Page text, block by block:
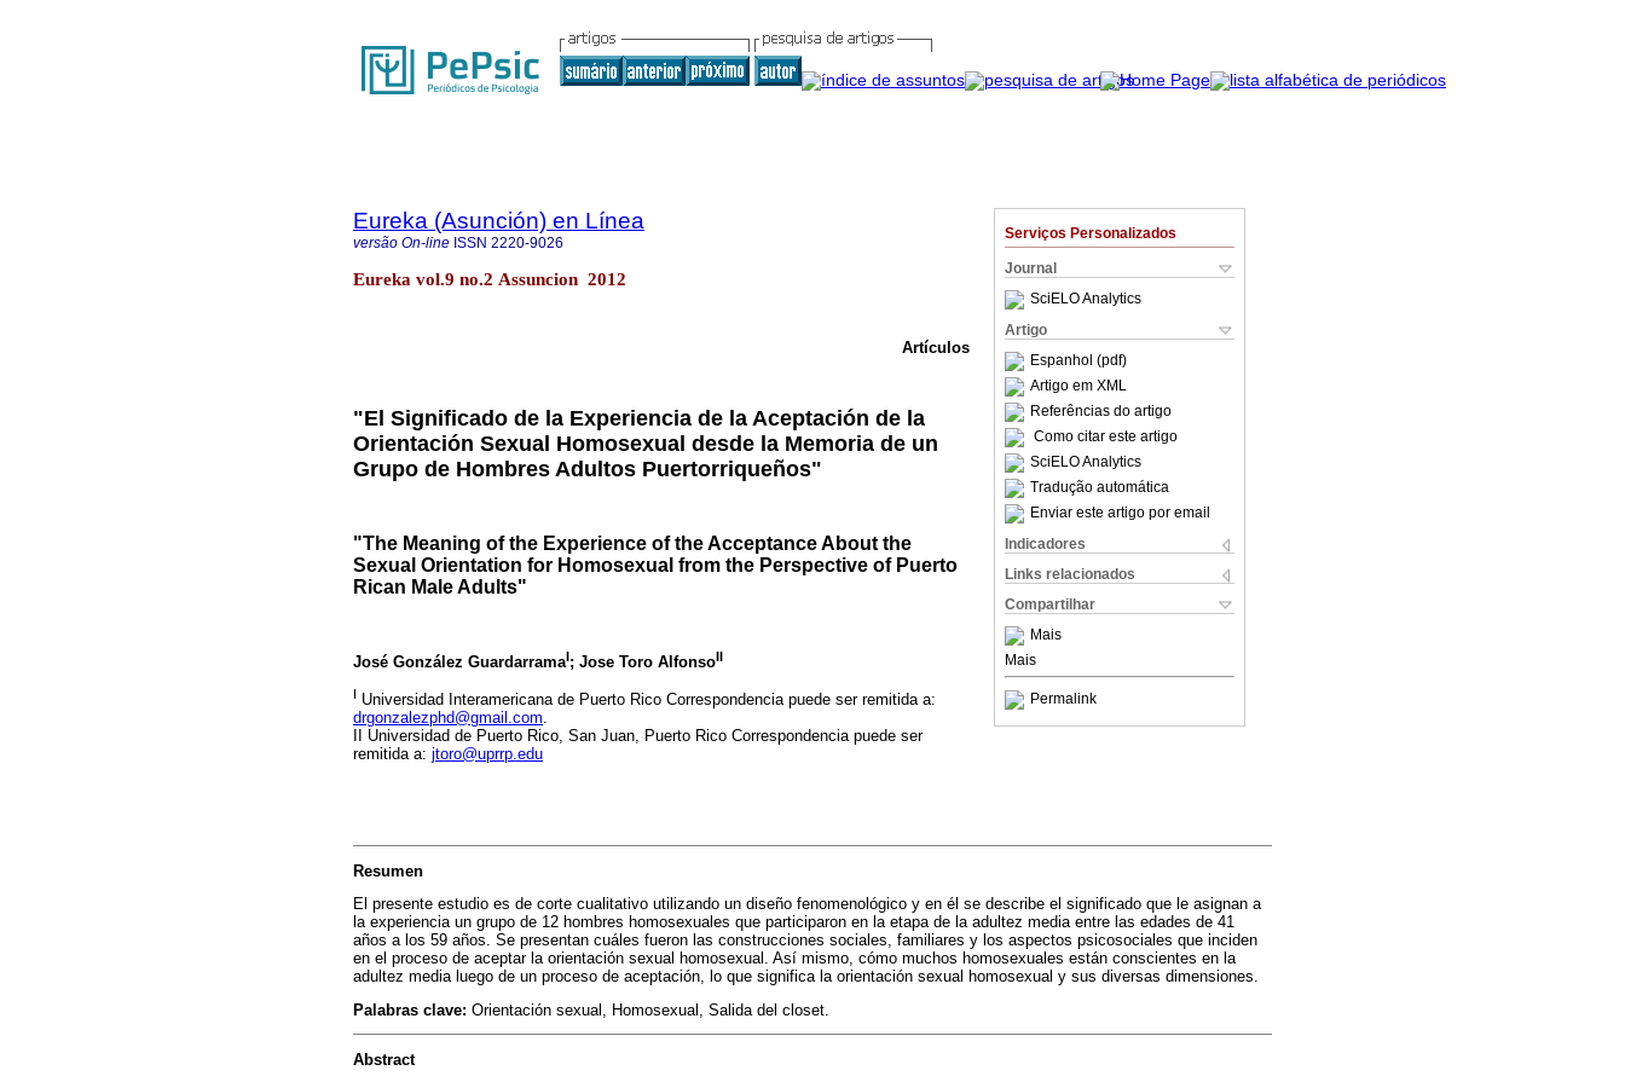
Serviços Personalizados
Journal
SciELO Analytics
Artigo
Espanhol (pdf)
Artigo em XML
Referências do artigo
Como citar este artigo
SciELO Analytics
Tradução automática
Enviar este artigo por email
Indicadores
Links relacionados
Compartilhar
Mais
Mais
Permalink
Eureka (Asunción) en Línea
versão On-line ISSN 2220-9026
Eureka vol.9 no.2 Assuncion 2012
Artículos
"El Significado de la Experiencia de la Aceptación de la
Orientación Sexual Homosexual desde la Memoria de un
Grupo de Hombres Adultos Puertorriqueños"
"The Meaning of the Experience of the Acceptance About the
Sexual Orientation for Homosexual from the Perspective of Puerto
Rican Male Adults"
José González GuardarramaI; Jose Toro AlfonsoII
I Universidad Interamericana de Puerto Rico Correspondencia puede ser remitida a:
drgonzalezphd@gmail.com.
II Universidad de Puerto Rico, San Juan, Puerto Rico Correspondencia puede ser
remitida a: jtoro@uprrp.edu
Resumen
El presente estudio es de corte cualitativo utilizando un diseño fenomenológico y en él se describe el significado que le asignan a
la experiencia un grupo de 12 hombres homosexuales que participaron en la etapa de la adultez media entre las edades de 41
años a los 59 años. Se presentan cuáles fueron las construcciones sociales, familiares y los aspectos psicosociales que inciden
en el proceso de aceptar la orientación sexual homosexual. Así mismo, cómo muchos homosexuales están conscientes en la
adultez media luego de un proceso de aceptación, lo que significa la orientación sexual homosexual y sus diversas dimensiones.
Palabras clave: Orientación sexual, Homosexual, Salida del closet.
Abstract